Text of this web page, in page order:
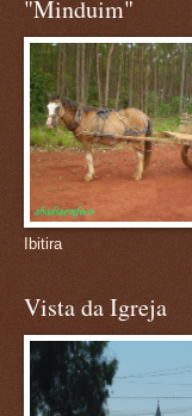
"Minduim"
Ibitira
Vista da Igreja